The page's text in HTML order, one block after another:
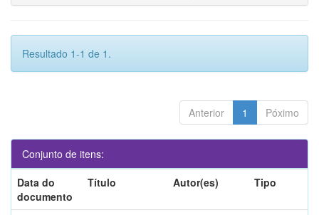
Resultado 1-1 de 1.
Anterior 1 Póximo
Conjunto de itens:
Data do
documento
Título Autor(es) Tipo